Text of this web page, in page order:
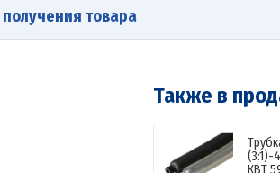
товара
Также в
(3:1)-
КВТ